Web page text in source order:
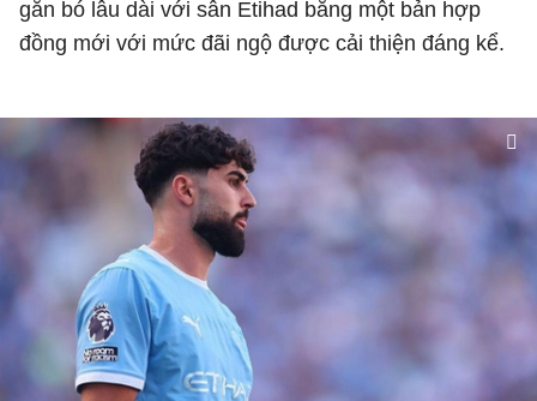
gắn bó lâu dài với sân Etihad bằng một bản hợp
đồng mới với mức đãi ngộ được cải thiện đáng kể.